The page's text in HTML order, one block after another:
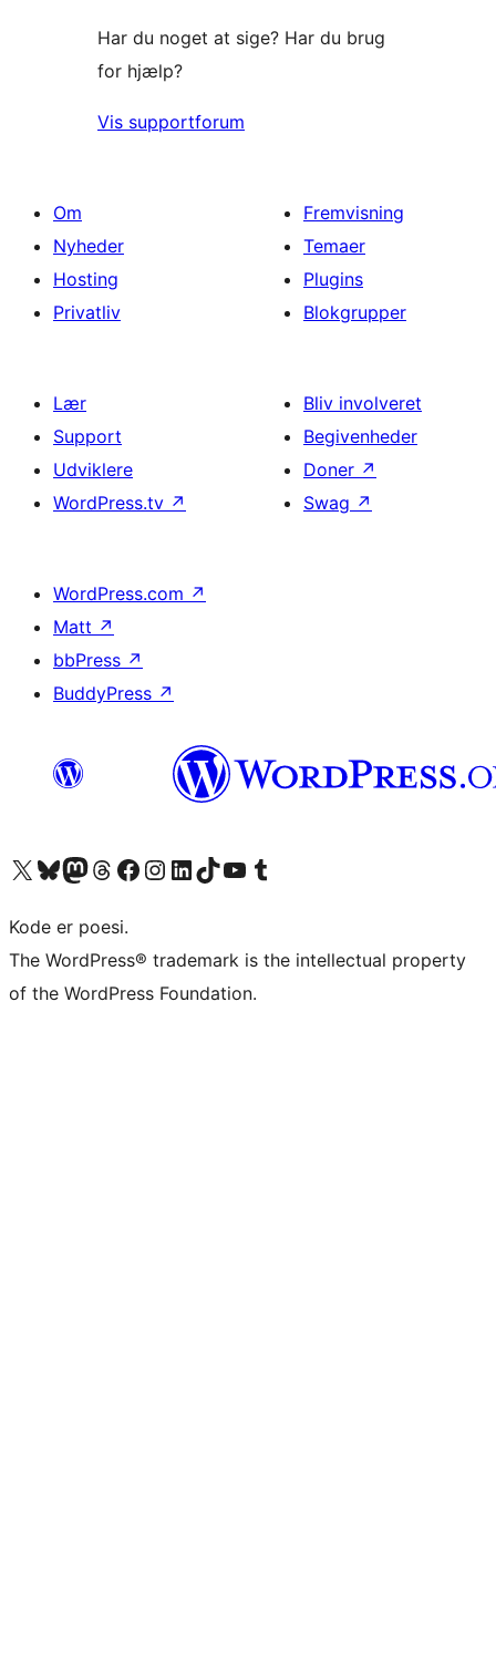
Har du noget at sige? Har du brug
for hjælp?
Vis supportforum
Om
Nyheder
Hosting
Privatliv
Fremvisning
Temaer
Plugins
Blokgrupper
Lær
Support
Udviklere
WordPress.tv ↗
Bliv involveret
Begivenheder
Doner ↗
Swag ↗
WordPress.com ↗
Matt ↗
bbPress ↗
BuddyPress ↗
Besøg vores X (tidligere Twitter) konto
Besøg vores Bluesky-konto
Besøg vores Mastodon konto
Besøg vores Threads-konto
Besøg vores Facebook sideBesøg vores Instagram konto
Besøg vores LinkedIn konto
Besøg vores TikTok-konto
Besøg vores YouTube-kanalBesøg vores Tumblr-konto
Kode er poesi.
The WordPress® trademark is the intellectual property
of the WordPress Foundation.